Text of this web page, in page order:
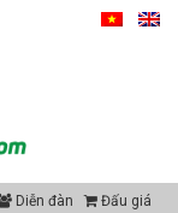
Diễn đàn Đấu giá